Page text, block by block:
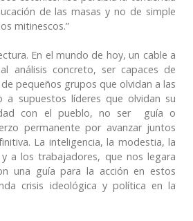
de las masas y no de simple
mitinescos.”
En el mundo de hoy, un cable a
análisis concreto, ser capaces de
pequeños grupos que olvidan a las
a supuestos líderes que olvidan su
con el pueblo, no ser guía o
permanente por avanzar juntos
La inteligencia, la modestia, la
a los trabajadores, que nos legara
una guía para la acción en estos
crisis ideológica y política en la